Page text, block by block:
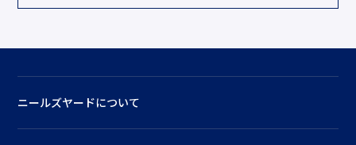
ニールズヤードについて